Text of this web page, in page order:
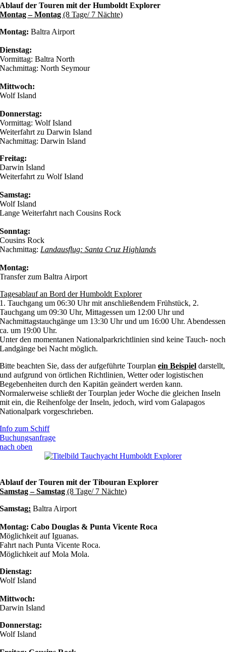
Ablauf der Touren mit der Humboldt Explorer
Montag – Montag(8 Tage/ 7 Nächte)
Montag:Baltra Airport
Dienstag:
Vormittag: Baltra North
Nachmittag: North Seymour
Mittwoch:
Wolf Island
Donnerstag:
Vormittag: Wolf Island
Weiterfahrt zu Darwin Island
Nachmittag: Darwin Island
Freitag:
Darwin Island
Weiterfahrt zu Wolf Island
Samstag:
Wolf Island
Lange Weiterfahrt nach Cousins Rock
Sonntag:
Cousins Rock
Nachmittag: Landausflug: Santa Cruz Highlands
Montag:
Transfer zum Baltra Airport
Tagesablauf an Bord der Humboldt Explorer
1. Tauchgang um 06:30 Uhr mit anschließendem Frühstück, 2.
Tauchgang um 09:30 Uhr, Mittagessen um 12:00 Uhr und
Nachmittagstauchgänge um 13:30 Uhr und um 16:00 Uhr. Abendessen
ca. um 19:00 Uhr.
Unter den momentanen Nationalparkrichtlinien sind keine Tauch- noch
Landgänge bei Nacht möglich.
Bitte beachten Sie, dass der aufgeführte Tourplanein Beispiel darstellt,
und aufgrund von örtlichen Richtlinien, Wetter oder logistischen
Begebenheiten durch den Kapitän geändert werden kann.
Normalerweise schließt der Tourplan jeder Woche die gleichen Inseln
mit ein, die Reihenfolge der Inseln, jedoch, wird vom Galapagos
Nationalpark vorgeschrieben.
Info zum Schiff
Buchungsanfrage
nach oben
Ablauf der Touren mit der Tibouran Explorer
Samstag – Samstag(8 Tage/ 7 Nächte)
Samstag: Baltra Airport
Montag: Cabo Douglas &Punta Vicente Roca
Möglichkeit auf Iguanas.
Fahrt nach Punta Vicente Roca.
Möglichkeit auf Mola Mola.
Dienstag:
Wolf Island
Mittwoch:
Darwin Island
Donnerstag:
Wolf Island